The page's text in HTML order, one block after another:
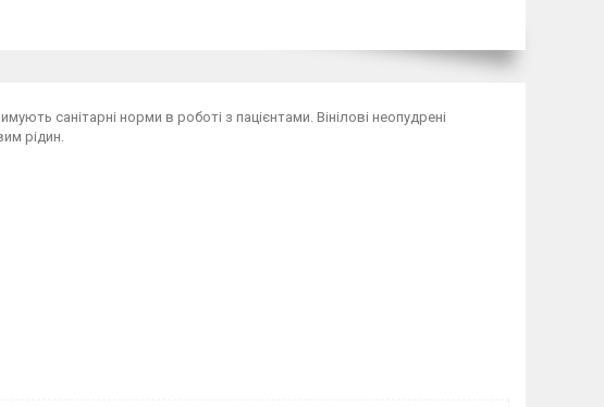
санітарні норми в роботі з пацієнтами. Вінілові неопудрені
рідин.